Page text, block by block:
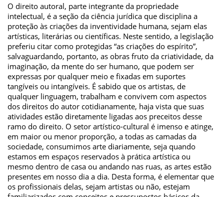
O direito autoral, parte integrante da propriedade
intelectual, é a seção da ciência jurídica que disciplina a
proteção às criações da inventividade humana, sejam elas
artísticas, literárias ou científicas. Neste sentido, a legislação
preferiu citar como protegidas “as criações do espírito”,
salvaguardando, portanto, as obras fruto da criatividade, da
imaginação, da mente do ser humano, que podem ser
expressas por qualquer meio e fixadas em suportes
tangíveis ou intangíveis. É sabido que os artistas, de
qualquer linguagem, trabalham e convivem com aspectos
dos direitos do autor cotidianamente, haja vista que suas
atividades estão diretamente ligadas aos preceitos desse
ramo do direito. O setor artístico-cultural é imenso e atinge,
em maior ou menor proporção, a todas as camadas da
sociedade, consumimos arte diariamente, seja quando
estamos em espaços reservados à prática artística ou
mesmo dentro de casa ou andando nas ruas, as artes estão
presentes em nosso dia a dia. Desta forma, é elementar que
os profissionais delas, sejam artistas ou não, estejam